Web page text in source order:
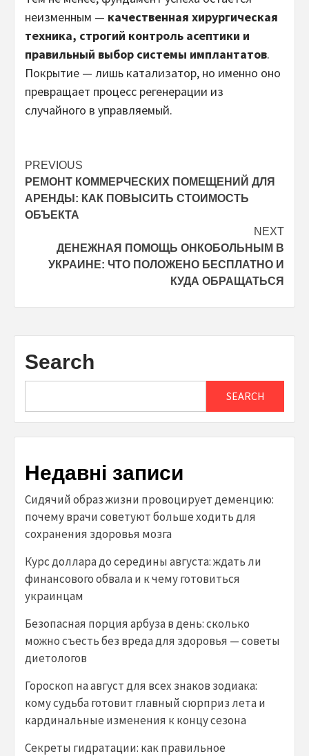
неизменным — качественная хирургическая
техника, строгий контроль асептики и
правильный выбор системы имплантатов.
Покрытие — лишь катализатор, но именно оно
превращает процесс регенерации из
случайного в управляемый.
Post
navigation
PREVIOUS
РЕМОНТ КОММЕРЧЕСКИХ ПОМЕЩЕНИЙ ДЛЯ
АРЕНДЫ: КАК ПОВЫСИТЬ СТОИМОСТЬ
ОБЪЕКТА
NEXT
ДЕНЕЖНАЯ ПОМОЩЬ ОНКОБОЛЬНЫМ В
УКРАИНЕ: ЧТО ПОЛОЖЕНО БЕСПЛАТНО И
КУДА ОБРАЩАТЬСЯ
Search
SEARCH
Недавні записи
Сидячий образ жизни провоцирует деменцию:
почему врачи советуют больше ходить для
сохранения здоровья мозга
Курс доллара до середины августа: ждать ли
финансового обвала и к чему готовиться
украинцам
Безопасная порция арбуза в день: сколько
можно съесть без вреда для здоровья — советы
диетологов
Гороскоп на август для всех знаков зодиака:
кому судьба готовит главный сюрприз лета и
кардинальные изменения к концу сезона
Секреты гидратации: как правильное